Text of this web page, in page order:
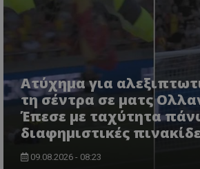
Ατύχημα για
τη σέντρα σε ματς
Έπεσε με ταχύτητα
διαφημιστικές
09.08.2026 - 08:23